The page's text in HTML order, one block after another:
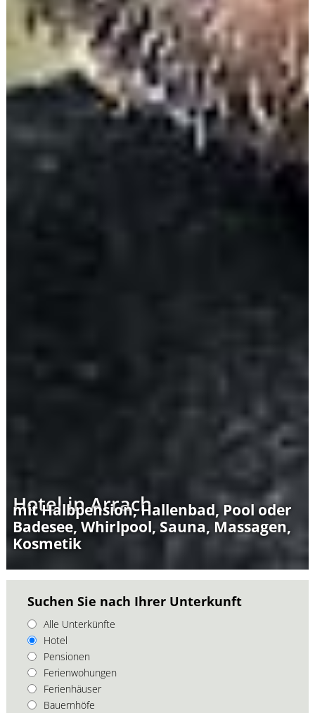
Hotel in Arrach
mit Halbpension, Hallenbad, Pool oder
Badesee, Whirlpool, Sauna, Massagen,
Kosmetik
Suchen Sie nach Ihrer Unterkunft
Alle Unterkünfte
Hotel
Pensionen
Ferienwohungen
Ferienhäuser
Bauernhöfe